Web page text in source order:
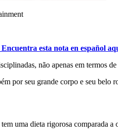
Encuentra esta nota en español
não apenas em termos
seu grande corpo e seu belo
uma dieta rigorosa comparada